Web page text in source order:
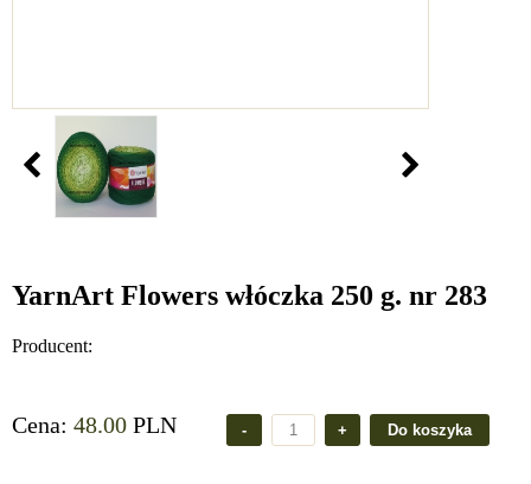
YarnArt Flowers włóczka 250 g. nr 283
Producent:
Cena: 48.00 PLN